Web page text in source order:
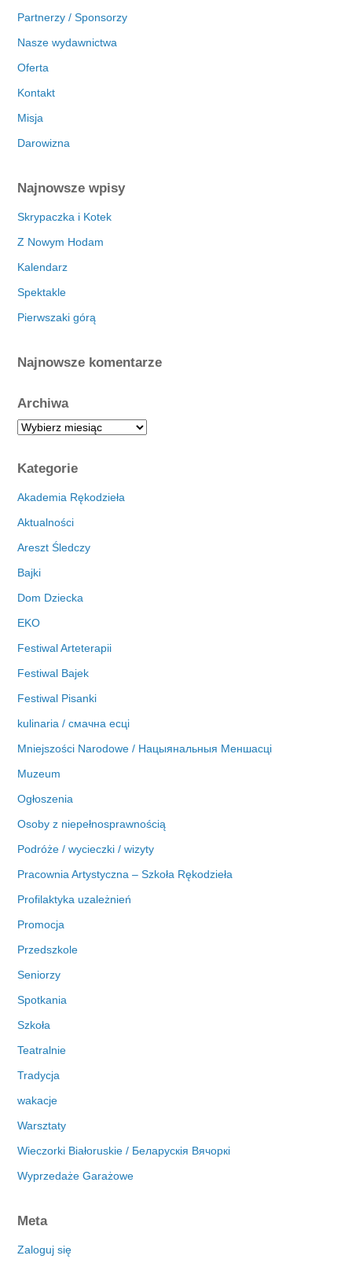
Partnerzy / Sponsorzy
Nasze wydawnictwa
Oferta
Kontakt
Misja
Darowizna
Najnowsze wpisy
Skrypaczka i Kotek
Z Nowym Hodam
Kalendarz
Spektakle
Pierwszaki górą
Najnowsze komentarze
Archiwa
A
c
h
i
a
Kategorie
Akademia Rękodzieła
Aktualności
Areszt Śledczy
Bajki
Dom Dziecka
EKO
Festiwal Arteterapii
Festiwal Bajek
Festiwal Pisanki
kulinaria / смачна есці
Mniejszości Narodowe / Нацыянальныя Меншасці
Muzeum
Ogłoszenia
Osoby z niepełnosprawnością
Podróże / wycieczki / wizyty
Pracownia Artystyczna – Szkoła Rękodzieła
Profilaktyka uzależnień
Promocja
Przedszkole
Seniorzy
Spotkania
Szkoła
Teatralnie
Tradycja
wakacje
Warsztaty
Wieczorki Białoruskie / Беларускія Вячоркі
Wyprzedaże Garażowe
Meta
Zaloguj się